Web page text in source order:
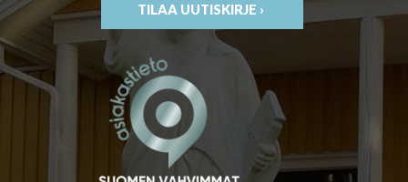
TILAA UUTISKIRJE ›